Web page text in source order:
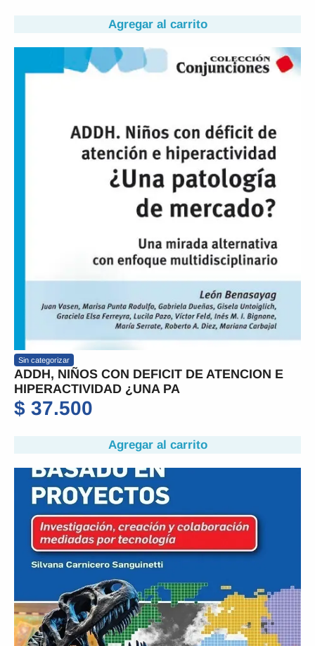
Agregar al carrito
Sin categorizar
ADDH, NIÑOS CON DEFICIT DE ATENCION E
HIPERACTIVIDAD ¿UNA PA
$ 37.500
Agregar al carrito